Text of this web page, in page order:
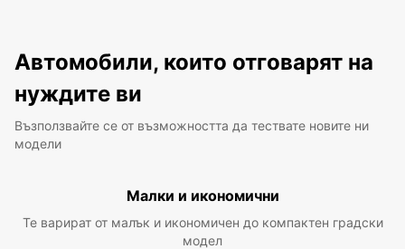
Автомобили, които отговарят на
нуждите ви
Възползвайте се от възможността да тествате новите ни
модели
Малки и икономични
Те варират от малък и икономичен до компактен градски
модел